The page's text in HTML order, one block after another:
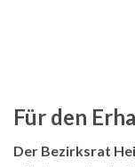
Für den
Der Bezirksrat